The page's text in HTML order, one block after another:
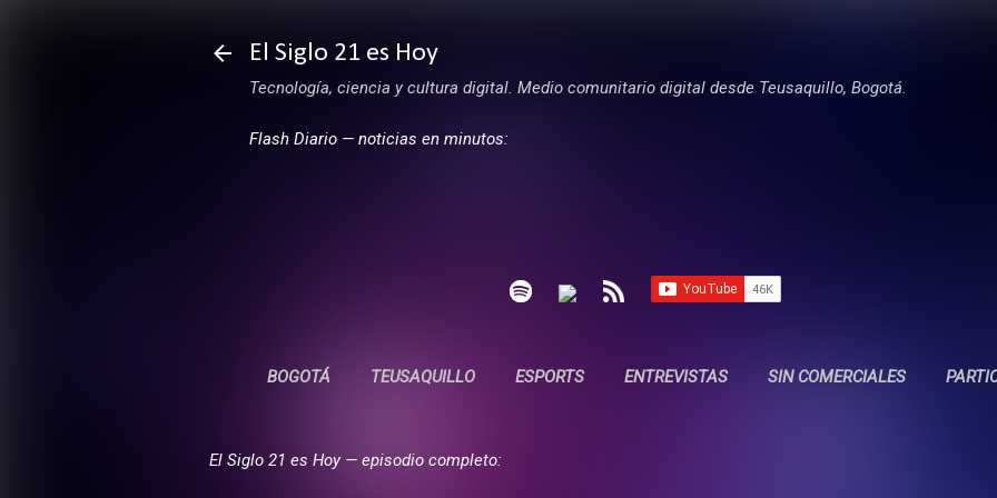
El Siglo 21 es Hoy
Tecnología, ciencia y cultura digital. Medio comunitario digital desde Teusaquillo, Bogotá.
Flash Diario — noticias en minutos:
BOGOTÁ TEUSAQUILLO ESPORTS ENTREVISTAS SIN COMERCIALES
El Siglo 21 es Hoy — episodio completo: